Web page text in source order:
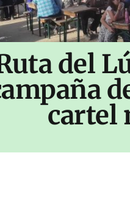
del
cartel